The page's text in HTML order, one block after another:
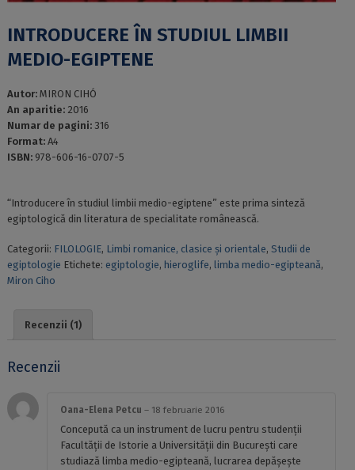
INTRODUCERE ÎN STUDIUL LIMBII
MEDIO-EGIPTENE
Autor: MIRON CIHÓ
An aparitie: 2016
Numar de pagini: 316
Format: A4
ISBN: 978-606-16-0707-5
“Introducere în studiul limbii medio-egiptene” este prima sinteză
egiptologică din literatura de specialitate românească.
Categorii: FILOLOGIE, Limbi romanice, clasice și orientale, Studii de
egiptologie Etichete: egiptologie, hieroglife, limba medio-egipteană,
Miron Ciho
Recenzii (1)
Recenzii
Oana-Elena Petcu – 18 februarie 2016
Concepută ca un instrument de lucru pentru studenţii
Facultăţii de Istorie a Universităţii din Bucureşti care
studiază limba medio-egipteană, lucrarea depăşeşte